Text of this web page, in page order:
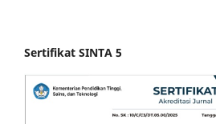
Sertifikat SINTA 5